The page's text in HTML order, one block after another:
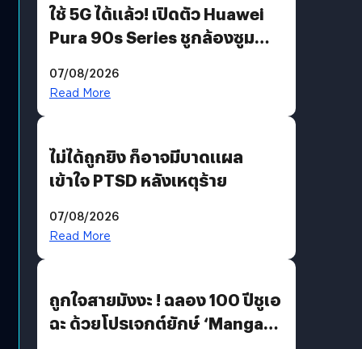
ใช้ 5G ได้แล้ว! เปิดตัว Huawei
Pura 90s Series ชูกล้องซูม
07/08/2026
Read More
ไม่ได้ถูกยิง ก็อาจมีบาดแผล
เข้าใจ PTSD หลังเหตุร้าย
07/08/2026
Read More
ถูกใจสายมังงะ ! ฉลอง 100 ปีชูเอ
ฉะ ด้วยโปรเจกต์ยักษ์ ‘Manga